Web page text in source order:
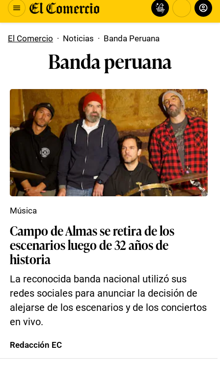
El Comercio · Noticias · Banda Peruana
Banda peruana
Campo de Almas se retira de los
escenarios luego de 32 años de
historia
La reconocida banda nacional utilizó sus
redes sociales para anunciar la decisión de
alejarse de los escenarios y de los conciertos
en vivo.
Música
Redacción EC